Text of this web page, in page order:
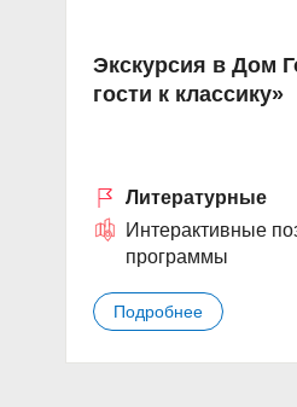
Экскурсия в Дом
гости к классику»
Литературные
Интерактивные
программы
Подробнее